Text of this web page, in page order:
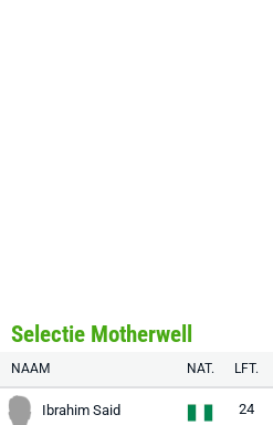
Selectie Motherwell
NAAM NAT. LFT.
Ibrahim Said 24